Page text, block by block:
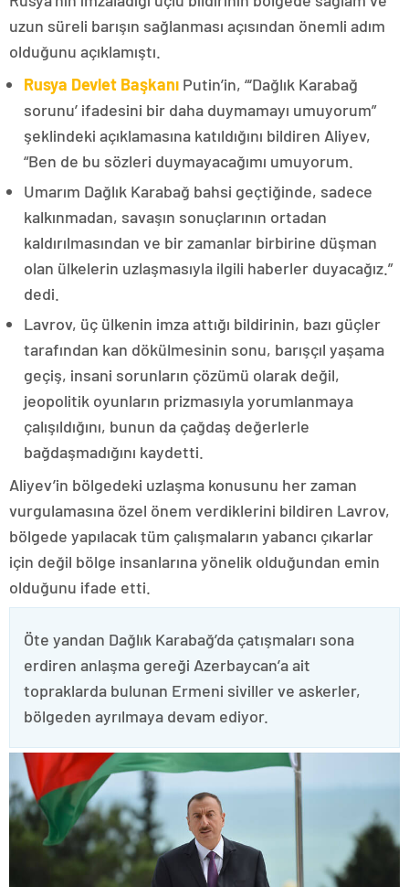
uzun süreli barışın sağlanması açısından önemli adım
olduğunu açıklamıştı.
Rusya Devlet Başkanı Putin’in, “‘Dağlık Karabağ
sorunu’ ifadesini bir daha duymamayı umuyorum”
şeklindeki açıklamasına katıldığını bildiren Aliyev,
“Ben de bu sözleri duymayacağımı umuyorum.
Umarım Dağlık Karabağ bahsi geçtiğinde, sadece
kalkınmadan, savaşın sonuçlarının ortadan
kaldırılmasından ve bir zamanlar birbirine düşman
olan ülkelerin uzlaşmasıyla ilgili haberler duyacağız.”
dedi.
Lavrov, üç ülkenin imza attığı bildirinin, bazı güçler
tarafından kan dökülmesinin sonu, barışçıl yaşama
geçiş, insani sorunların çözümü olarak değil,
jeopolitik oyunların prizmasıyla yorumlanmaya
çalışıldığını, bunun da çağdaş değerlerle
bağdaşmadığını kaydetti.
Aliyev’in bölgedeki uzlaşma konusunu her zaman
vurgulamasına özel önem verdiklerini bildiren Lavrov,
bölgede yapılacak tüm çalışmaların yabancı çıkarlar
için değil bölge insanlarına yönelik olduğundan emin
olduğunu ifade etti.
Öte yandan Dağlık Karabağ’da çatışmaları sona
erdiren anlaşma gereği Azerbaycan’a ait
topraklarda bulunan Ermeni siviller ve askerler,
bölgeden ayrılmaya devam ediyor.